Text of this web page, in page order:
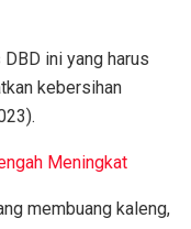
ini yang harus
kebersihan
Meningkat
membuang kaleng,